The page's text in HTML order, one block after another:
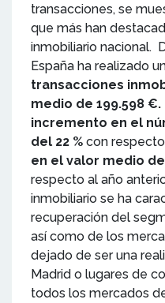
transacciones, se
que más han
inmobiliario nacional.
España ha realizado
transacciones
medio de 199.598 €.
incremento en el
del 22 % con
en el valor medio
respecto al año
inmobiliario se ha
recuperación del
así como de los
dejado de ser una
Madrid o lugares de
todos los mercados